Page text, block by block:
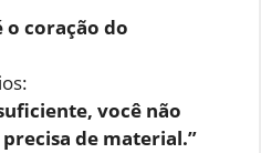
o coração do
você não
de material.”